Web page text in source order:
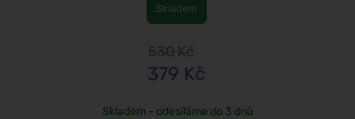
Skladem
530Kč
379 Kč
Skladem - odesíláme do 3 dnů